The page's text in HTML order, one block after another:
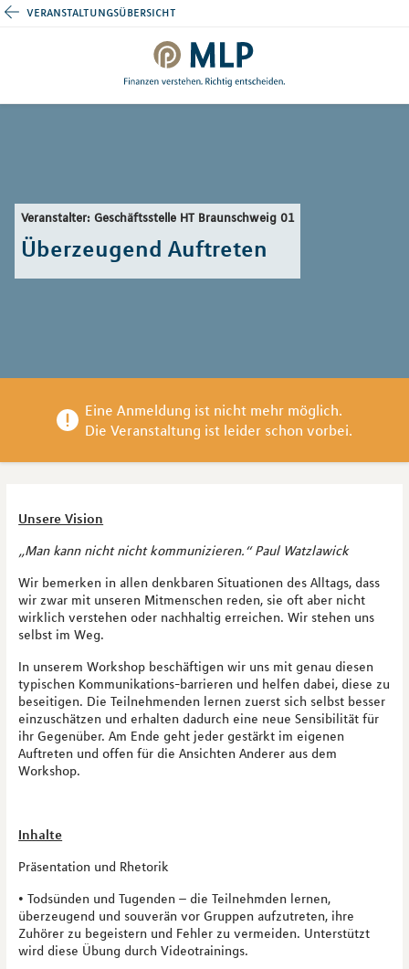
veranstaltungsübersicht
Veranstalter: Geschäftsstelle HT Braunschweig 01
Überzeugend Auftreten
Eine Anmeldung ist nicht mehr möglich.
Die Veranstaltung ist leider schon vorbei.
Unsere Vision
„Man kann nicht nicht kommunizieren.“ Paul Watzlawick
Wir bemerken in allen denkbaren Situationen des Alltags, dass
wir zwar mit unseren Mitmenschen reden, sie oft aber nicht
wirklich verstehen oder nachhaltig erreichen. Wir stehen uns
selbst im Weg.
In unserem Workshop beschäftigen wir uns mit genau diesen
typischen Kommunikations-barrieren und helfen dabei, diese zu
beseitigen. Die Teilnehmenden lernen zuerst sich selbst besser
einzuschätzen und erhalten dadurch eine neue Sensibilität für
ihr Gegenüber. Am Ende geht jeder gestärkt im eigenen
Auftreten und offen für die Ansichten Anderer aus dem
Workshop.
Inhalte
Präsentation und Rhetorik
• Todsünden und Tugenden – die Teilnehmden lernen,
überzeugend und souverän vor Gruppen aufzutreten, ihre
Zuhörer zu begeistern und Fehler zu vermeiden. Unterstützt
wird diese Übung durch Videotrainings.